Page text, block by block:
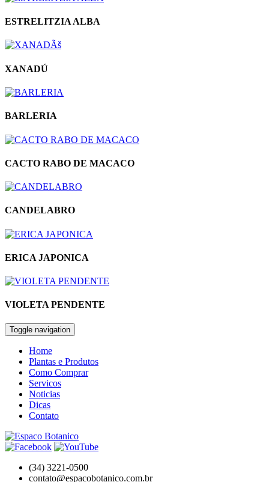
ESTRELITZIA ALBA
XANADÚ
BARLERIA
CACTO RABO DE MACACO
CANDELABRO
ERICA JAPONICA
VIOLETA PENDENTE
Toggle navigation
Home
Plantas e Produtos
Como Comprar
Servicos
Noticias
Dicas
Contato
(34) 3221-0500
contato@espacobotanico.com.br